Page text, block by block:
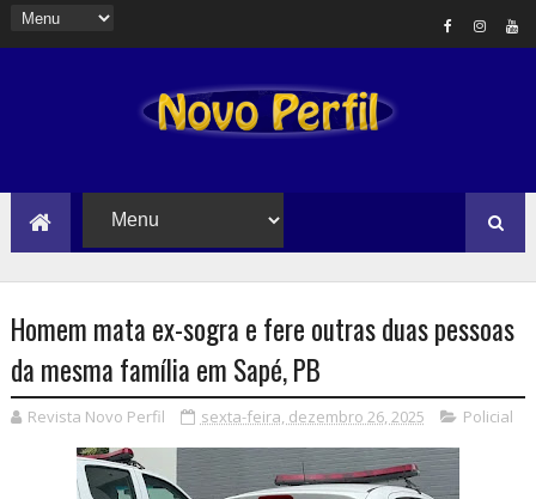
Homem mata ex-sogra e fere outras duas pessoas
da mesma família em Sapé, PB
Revista Novo Perfil sexta-feira, dezembro 26, 2025 Policial